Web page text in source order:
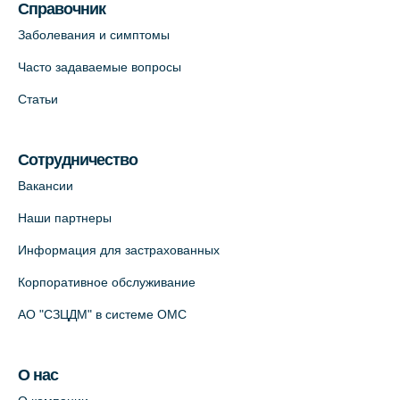
пр., 62к3 (официальный партнер)
+7 (812) 660-73-69
На карте
+7 (812) 986-98-91
На карте
Лабораторный терминал на
партнёр)
+7 (812) 498-10-30
Справочник
Заболевания и симптомы
Часто задаваемые вопросы
Статьи
Сотрудничество
Вакансии
Наши партнеры
Информация для застрахованных
Корпоративное обслуживание
АО "СЗЦДМ" в системе ОМС
О нас